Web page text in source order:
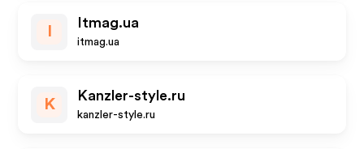
Itmag.ua
itmag.ua
K
Kanzler-style.ru
kanzler-style.ru